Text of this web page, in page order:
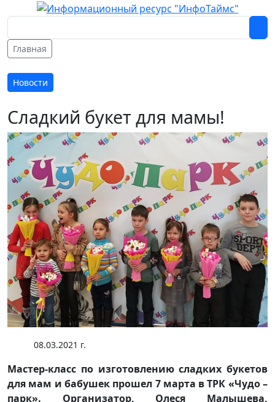
Главная
Новости
Сладкий букет для мамы!
08.03.2021 г.
Мастер-класс по изготовлению сладких букетов
для мам и бабушек прошел 7 марта в ТРК «Чудо –
парк». Организатор, Олеся Малышева,